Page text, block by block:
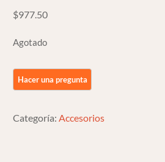
$977.50
Agotado
Categoría:Accesorios